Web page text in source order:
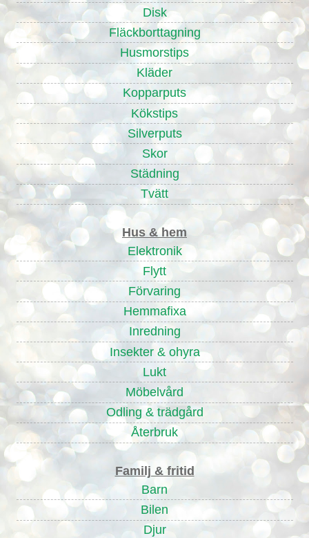
Disk
Fläckborttagning
Husmorstips
Kläder
Kopparputs
Kökstips
Silverputs
Skor
Städning
Tvätt
Hus & hem
Elektronik
Flytt
Förvaring
Hemmafixa
Inredning
Insekter & ohyra
Lukt
Möbelvård
Odling & trädgård
Återbruk
Familj & fritid
Barn
Bilen
Djur